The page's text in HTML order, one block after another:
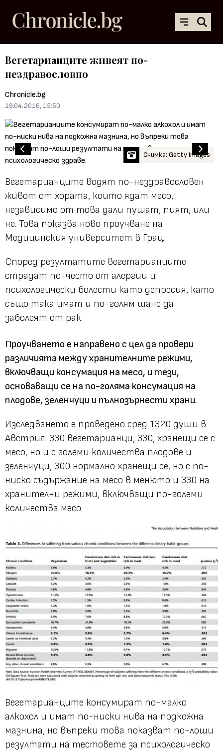
Вегетарианците живеят по-
нездравословно
Chronicle.bg
19.04.2016, 15:50
Снимка: Getty Images
Вегетарианците водят по-нездравословен
живот от хората, които ядат месо,
независимо от това дали пушат, пият, или
не. Това показва ново проучване на
Медицинския университет в Грац.
Според резултатите вегетарианците
страдат по-често от алергии и
психологически болести като депресия, като
също така имат и по-голям шанс да
заболеят от рак.
Проучването е направено с цел да провери
различията между хранителните режими,
включващи консумация на месо, и тези,
основаващи се на по-голяма консумация на
плодове, зеленчуци и пълнозърнести храни.
Изследването е проведено сред 1320 души в
Австрия: 330 вегетарианци, 330, хранещи се с
месо, но и с големи количества плодове и
зеленчуци, 300 нормално хранещи се, но с по-
ниско съдържание на месо в менюто и 330 на
хранителни режими, включващи по-големи
количества месо.
Вегетарианците консумират по-малко
алкохол и имат по-ниски нива на подкожна
мазнина, но въпреки това показват по-лоши
резултати на тестовете за психологическо